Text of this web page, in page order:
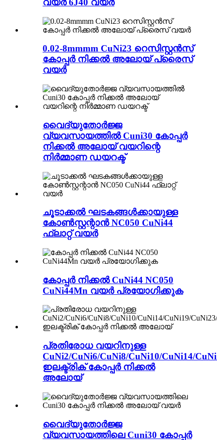
വയർ 6J40 വയർ
0.02-8mmmm CuNi23 റെസിസ്റ്റൻസ്
കോപ്പർ നിക്കൽ അലോയ് പ്രൈസ്
വയർ
വൈദ്യുതോർജ്ജ
വ്യവസായത്തിൽ Cuni30 കോപ്പർ
നിക്കൽ അലോയ് വയറിന്റെ
നിർമ്മാണ ഡയറക്ട്
ചൂടാക്കൽ ഘടകങ്ങൾക്കായുള്ള
കോൺസ്റ്റന്റാൻ NC050 CuNi44
ഫ്ലാറ്റ് വയർ
കോപ്പർ നിക്കൽ CuNi44 NC050
CuNi44Mn വയർ പ്രയോഗിക്കുക
പ്രതിരോധ വയറിനുള്ള
CuNi2/CuNi6/CuNi8/CuNi10/CuNi14/
ഇലക്ട്രിക് കോപ്പർ നിക്കൽ
അലോയ്
വൈദ്യുതോർജ്ജ
വ്യവസായത്തിലെ Cuni30 കോപ്പർ